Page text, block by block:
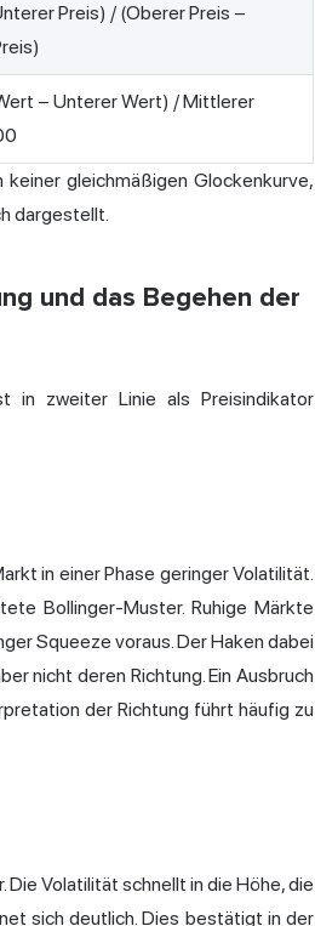
Preis) / (Oberer Preis −
− Unterer Wert) / Mittlerer
keiner gleichmäßigen Glockenkurve,
dargestellt.
und das Begehen der
in zweiter Linie als Preisindikator
in einer Phase geringer Volatilität.
Bollinger-Muster. Ruhige Märkte
Squeeze voraus. Der Haken dabei
nicht deren Richtung. Ein Ausbruch
der Richtung führt häufig zu
Volatilität schnellt in die Höhe, die
sich deutlich. Dies bestätigt in der